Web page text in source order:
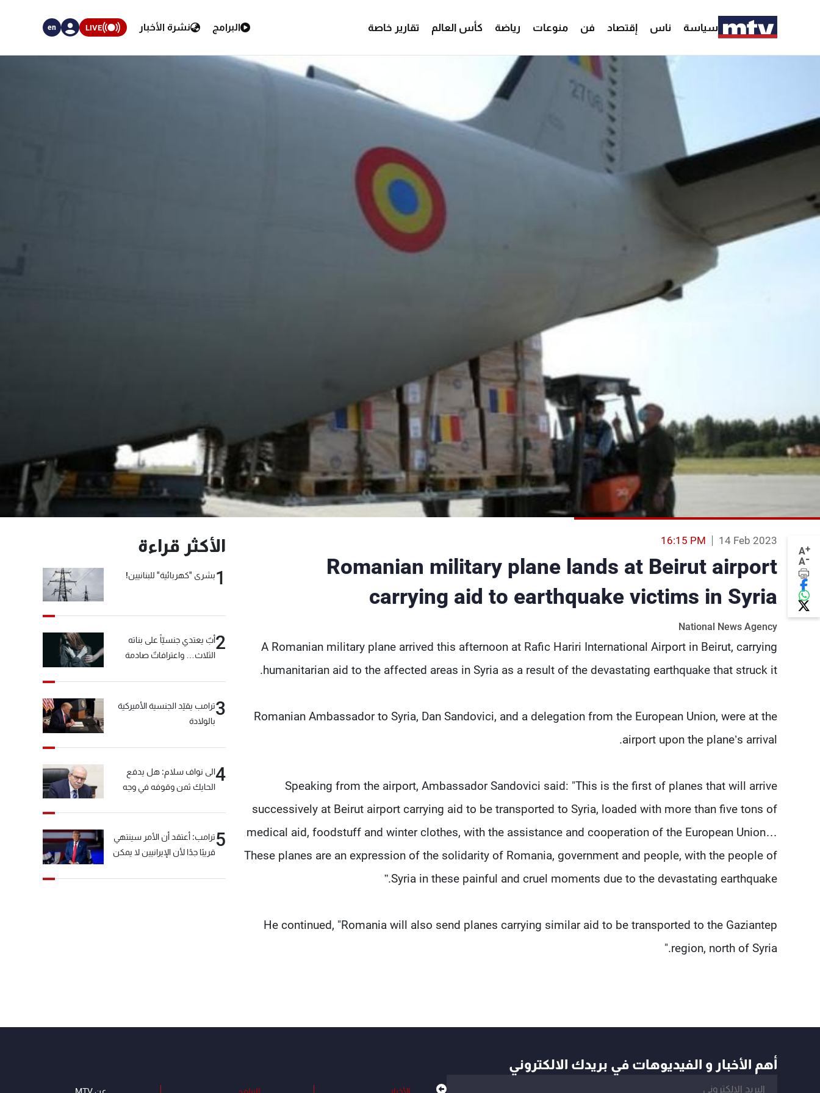
سياسة ناس إقتصاد فن منوعات رياضة كأس العالم تقارير خاصة البرامج نشرة الأخبار LIVE
en
A+
A-
14 Feb 2023
16:15 PM
Romanian military plane lands at Beirut airport
carrying aid to earthquake victims in Syria
National News Agency
A Romanian military plane arrived this afternoon at Rafic Hariri International Airport in Beirut, carrying
humanitarian aid to the affected areas in Syria as a result of the devastating earthquake that struck it.
Romanian Ambassador to Syria, Dan Sandovici, and a delegation from the European Union, were at the
airport upon the plane’s arrival.
Speaking from the airport, Ambassador Sandovici said: "This is the first of planes that will arrive
successively at Beirut airport carrying aid to be transported to Syria, loaded with more than five tons of
medical aid, foodstuff and winter clothes, with the assistance and cooperation of the European Union…
These planes are an expression of the solidarity of Romania, government and people, with the people of
Syria in these painful and cruel moments due to the devastating earthquake.”
He continued, "Romania will also send planes carrying similar aid to be transported to the Gaziantep
region, north of Syria."
الأكثر قراءة
1بشرى "كهربائية" للبنانيين!
2أبٌ يعتدي جنسيّاً على بناته
الثلاث… واعترافاتٌ صادمة
3ترامب يقيّد الجنسية الأميركية
بالولادة
4الى نواف سلام: هل يدفع
الحايك ثمن وقوفه في وجه
5ترامب: أعتقد أن الأمر سينتهي
قريبًا جدًا لأن الإيرانيين لا يمكن
أهم الأخبار و الفيديوهات في بريدك الالكتروني
الأخبار البرامج عن MTV